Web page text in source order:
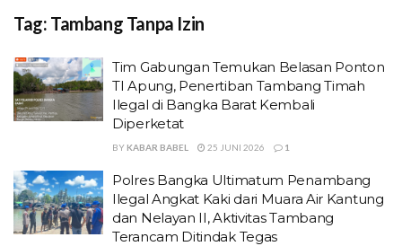
Tag: Tambang Tanpa Izin
Tim Gabungan Temukan Belasan Ponton
TI Apung, Penertiban Tambang Timah
Ilegal di Bangka Barat Kembali
Diperketat
BY KABAR BABEL 25 JUNI 2026 1
Polres Bangka Ultimatum Penambang
Ilegal Angkat Kaki dari Muara Air Kantung
dan Nelayan II, Aktivitas Tambang
Terancam Ditindak Tegas